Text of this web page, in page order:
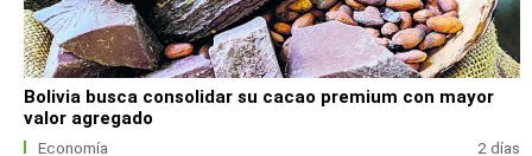
Bolivia busca consolidar su cacao premium con mayor
valor agregado
Economía 2 días